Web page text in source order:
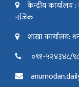
केन्द्रीय
नजिक
शाखा कार्यालय:
०९१-५२४३४८/